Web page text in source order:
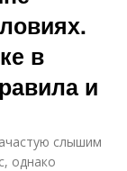
в
и
слышим
однако